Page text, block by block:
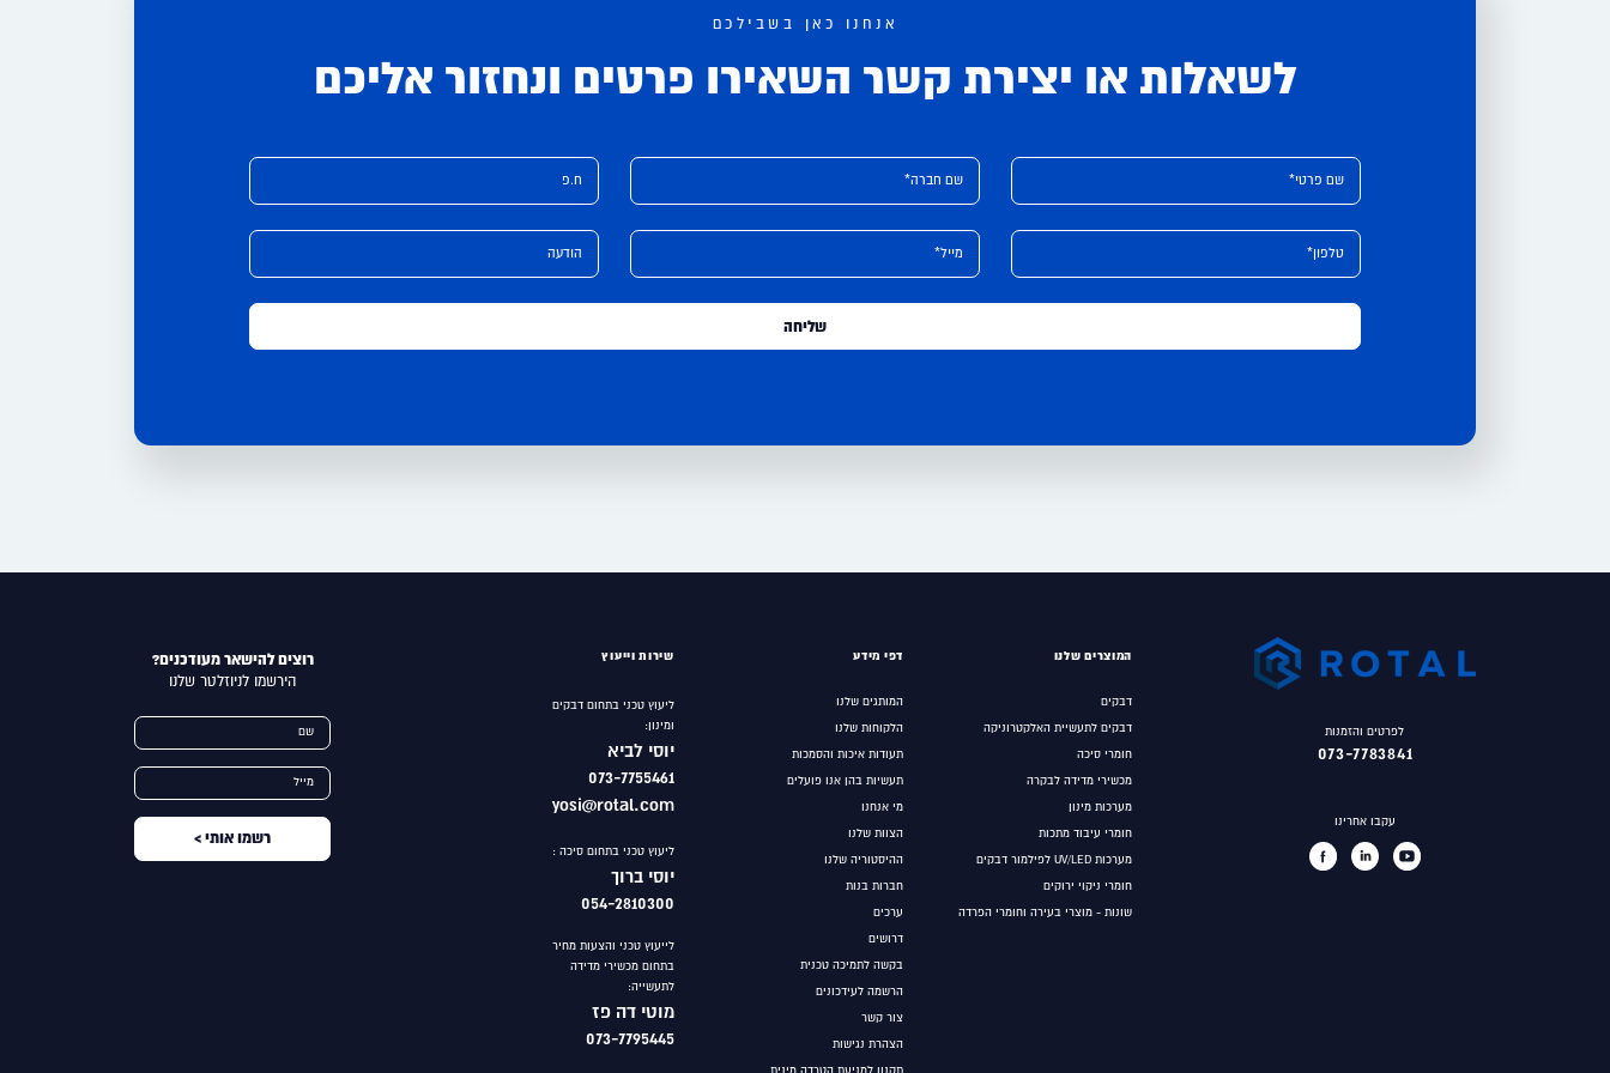
אנחנו כאן בשבילכם
לשאלות או יצירת קשר השאירו פרטים ונחזור אליכם
Please leave this field empty.
שם פרטי* שם חברה* ח.פ
טלפון* מייל* הודעה
Alternative:
לפרטים והזמנות
073-7783841
עקבו אחרינו
המוצרים שלנו
דבקים
דבקים לתעשיית האלקטרוניקה
חומרי סיכה
מכשירי מדידה לבקרה
מערכות מינון
חומרי עיבוד מתכות
מערכות UV/LED לפילמור דבקים
חומרי ניקוי ירוקים
שונות - מוצרי בעירה וחומרי הפרדה
דפי מידע
המותגים שלנו
הלקוחות שלנו
תעודות איכות והסמכות
תעשיות בהן אנו פועלים
מי אנחנו
הצוות שלנו
ההיסטוריה שלנו
חברות בנות
ערכים
דרושים
בקשה לתמיכה טכנית
הרשמה לעידכונים
צור קשר
הצהרת נגישות
תקנון למניעת הטרדה מינית
שירות וייעוץ
ליעוץ טכני בתחום דבקים
ומינון:
יוסי לביא
073-7755461
yosi@rotal.com
ליעוץ טכני בתחום סיכה :
יוסי ברוך
054-2810300
לייעוץ טכני והצעות מחיר
בתחום מכשירי מדידה
לתעשייה:
מוטי דה פז
073-7795445
רוצים להישאר מעודכנים?
הירשמו לניוזלטר שלנו
שם
מייל
Alternative: